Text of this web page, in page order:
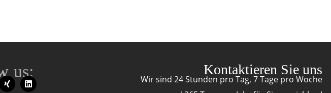
us: Kontaktieren Sie uns
Wir sind 24 Stunden pro Tag, 7 Tage pro Woche